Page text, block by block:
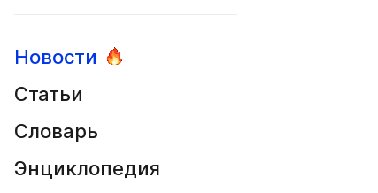
Новости
Статьи
Словарь
Энциклопедия